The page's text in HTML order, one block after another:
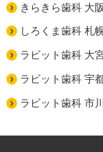
きらきら歯科 大
しろくま歯科 札
ラビット歯科 大
ラビット歯科 宇
ラビット歯科 市